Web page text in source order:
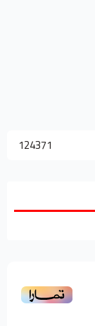
124371